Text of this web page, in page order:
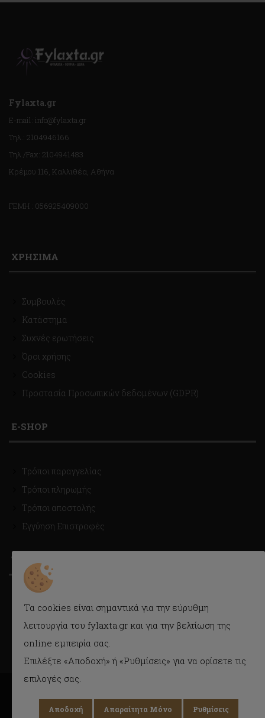
Fylaxta.gr
E-mail: info@fylaxta.gr
Τηλ.: 2104946166
Τηλ./Fax: 2104941483
Κρέμου 116, Καλλιθέα, Αθήνα
ΓΕΜΗ : 056925409000
ΧΡΗΣΙΜΑ
Συμβουλές
Κατάστημα
Συχνές ερωτήσεις
Όροι χρήσης
Cookies
Προστασία Προσωπικών δεδομένων (GDPR)
E-SHOP
Τρόποι παραγγελίας
Τρόποι πληρωμής
Τρόποι αποστολής
Εγγύηση Επιστροφές
ΤΡΟΠΟΙ ΑΠΟΣΤΟΛΗΣ
Με Courier εύκολα και γρήγορα στην πόρτα σας.
Δυνατότητα παραλαβής και από το κατάστημα.
Τα cookies είναι σημαντικά για την εύρυθμη
λειτουργία του fylaxta.gr και για την βελτίωση της
online εμπειρία σας.
Επιλέξτε «Αποδοχή» ή «Ρυθμίσεις» για να ορίσετε τις
επιλογές σας.
Αποδοχή Απαραίτητα Μόνο Ρυθμίσεις